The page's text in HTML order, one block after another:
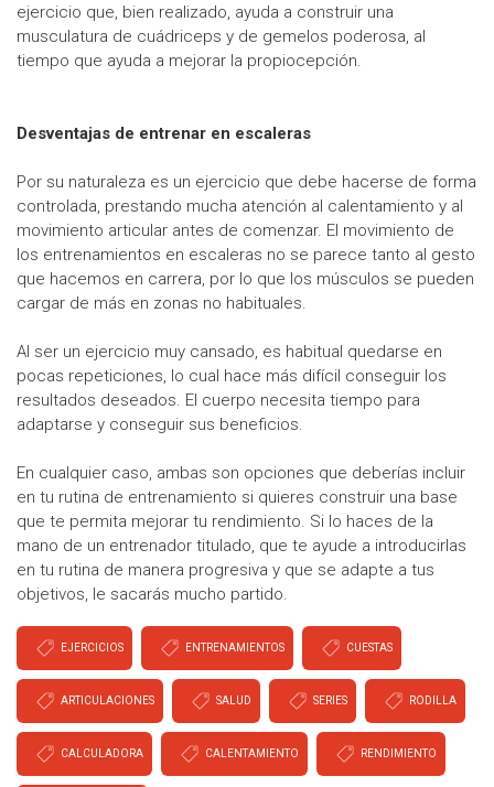
ejercicio que, bien realizado, ayuda a construir una
musculatura de cuádriceps y de gemelos poderosa, al
tiempo que ayuda a mejorar la propiocepción.
Desventajas de entrenar en escaleras
Por su naturaleza es un ejercicio que debe hacerse de forma
controlada, prestando mucha atención al calentamiento y al
movimiento articular antes de comenzar. El movimiento de
los entrenamientos en escaleras no se parece tanto al gesto
que hacemos en carrera, por lo que los músculos se pueden
cargar de más en zonas no habituales.
Al ser un ejercicio muy cansado, es habitual quedarse en
pocas repeticiones, lo cual hace más difícil conseguir los
resultados deseados. El cuerpo necesita tiempo para
adaptarse y conseguir sus beneficios.
En cualquier caso, ambas son opciones que deberías incluir
en tu rutina de entrenamiento si quieres construir una base
que te permita mejorar tu rendimiento. Si lo haces de la
mano de un entrenador titulado, que te ayude a introducirlas
en tu rutina de manera progresiva y que se adapte a tus
objetivos, le sacarás mucho partido.
EJERCICIOS ENTRENAMIENTOS CUESTAS
ARTICULACIONES SALUD SERIES RODILLA
CALCULADORA CALENTAMIENTO RENDIMIENTO